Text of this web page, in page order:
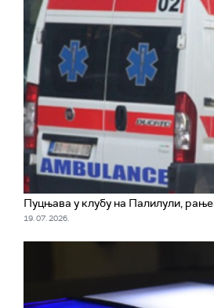
Пуцњава у клубу на Палилули,
19. 07. 2026.